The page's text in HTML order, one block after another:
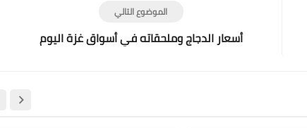
الموضوع التالي
أسعار الدجاج وملحقاته في أسواق غزة اليوم